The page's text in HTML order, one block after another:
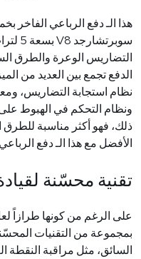
هذا الـدفع الرباعي الفاخر
سوبرتشارجد V8
التضاريس الوعرة والطرق
الدفع تجمع بين العديد من
نظام استجابة التضاريس،
ونظام التحكم في الهبوط
ذلك، فهو أكثر مناسبة
الأفضل مع هذا الـدفع الرباعي
تقنية محسّنة
على الرغم من كونها طرازاً لعام 2019، يفتخر
بمجموعة من التقنيات
السائق، مثل مراقبة النقطة